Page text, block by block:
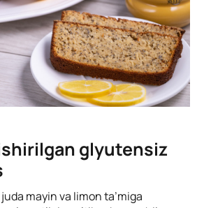
glyutensiz
mayin va limon ta’miga